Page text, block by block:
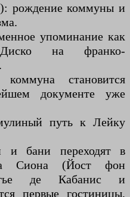
рождение коммуны и
упоминание как
на франко-
становится
документе уже
путь к Лейку
и бани переходят в
Сиона (Йост фон
де Кабанис и
первые гостиницы,